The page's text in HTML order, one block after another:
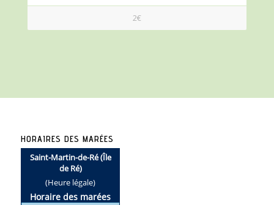
2€
HORAIRES DES MARÉES